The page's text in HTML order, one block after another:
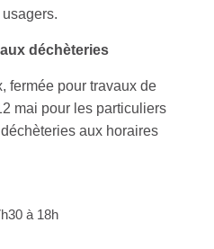
déchèteries
fermée pour travaux de
mai pour les particuliers
aux horaires
à 18h